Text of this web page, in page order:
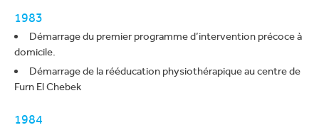
1983
Démarrage du premier programme d’intervention précoce à
domicile.
Démarrage de la rééducation physiothérapique au centre de
Furn El Chebek
1984